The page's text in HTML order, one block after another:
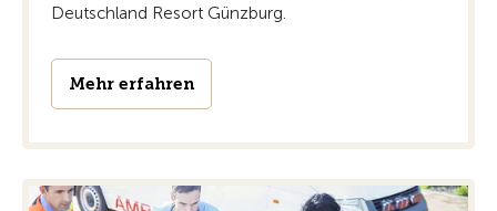
Deutschland Resort Günzburg.
Mehr erfahren